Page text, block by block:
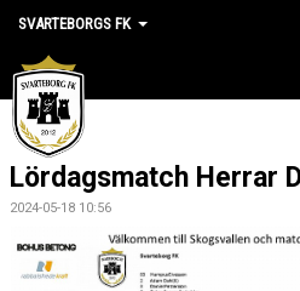
SVARTEBORGS FK
HEM
NYHETER
KALENDER
Lördagsmatch Herrar
2024-05-18 10:56